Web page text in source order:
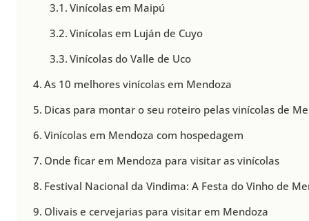
Vinícolas em Maipú
Vinícolas em Luján de Cuyo
Vinícolas do Valle de Uco
As 10 melhores vinícolas em Mendoza
Dicas para montar o seu roteiro pelas vinícolas de
Vinícolas em Mendoza com hospedagem
Onde ficar em Mendoza para visitar as vinícolas
Festival Nacional da Vindima: A Festa do Vinho de
Olivais e cervejarias para visitar em Mendoza